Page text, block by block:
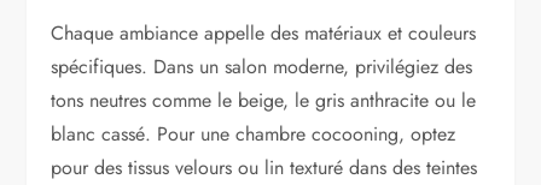
Chaque ambiance appelle des matériaux et couleurs
spécifiques. Dans un salon moderne, privilégiez des
tons neutres comme le beige, le gris anthracite ou le
blanc cassé. Pour une chambre cocooning, optez
pour des tissus velours ou lin texturé dans des teintes